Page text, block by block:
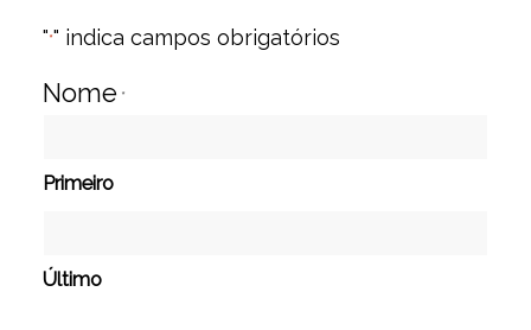
"*" indica campos obrigatórios
Nome *
Primeiro
Último